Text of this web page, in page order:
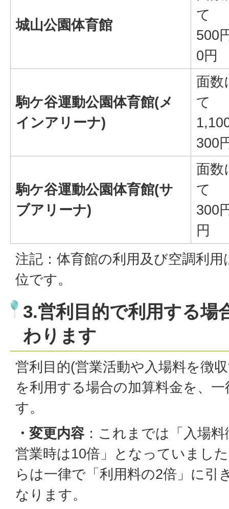
城山公園体育館
て
500
0円
駒ケ谷運動公園体育館(メ
インアリーナ)
面数
て
300
駒ケ谷運動公園体育館(サ
ブアリーナ)
面数
て
300
円
注記：体育館の利用及び空調利
位です。
3.営利目的で利用する場
わります
営利目的(営業活動や入場料を徴
を利用する場合の加算料金を、
す。
・変更内容：これまでは「入場
営業時は10倍」となっていまし
らは一律で「利用料の2倍」に引
なります。